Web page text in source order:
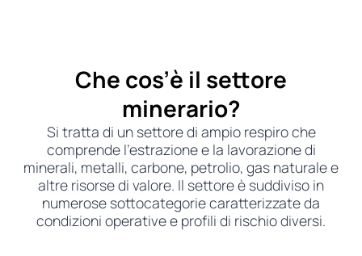
Che cos’è il settore
minerario?
Si tratta di un settore di ampio respiro che
comprende l’estrazione e la lavorazione di
minerali, metalli, carbone, petrolio, gas naturale e
altre risorse di valore. Il settore è suddiviso in
numerose sottocategorie caratterizzate da
condizioni operative e profili di rischio diversi.